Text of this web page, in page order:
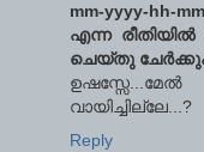
mm-yyyy-hh-
എന്ന
ചെയ്തു
വായിച്ചില്ലേ...?
Reply